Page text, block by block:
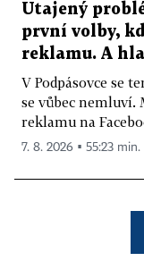
Utajený
první volby,
reklamu. A
V Podpásovce se
se vůbec nemluví.
reklamu na
7. 8. 2026 ▪ 55:23 min.